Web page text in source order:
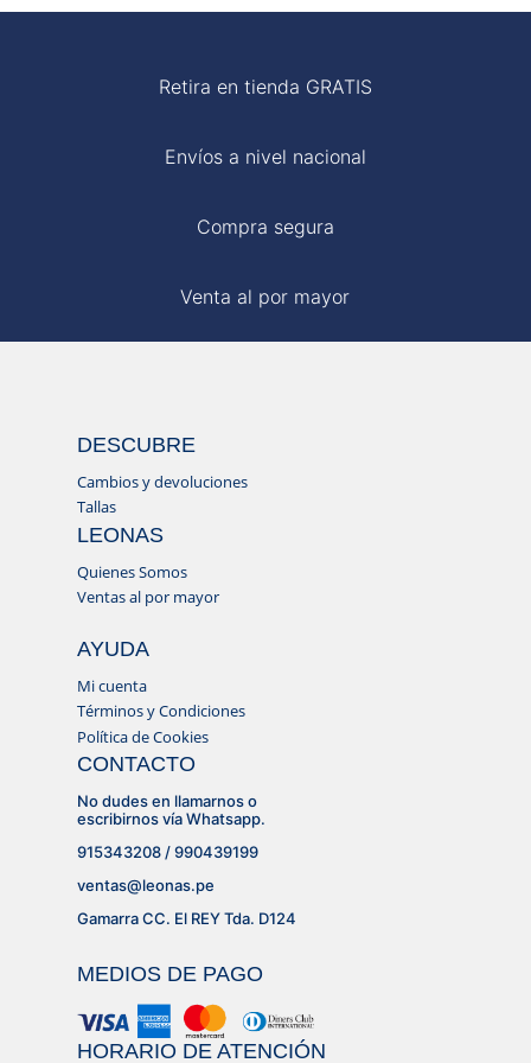
Retira en tienda GRATIS
Envíos a nivel nacional
Compra segura
Venta al por mayor
DESCUBRE
Cambios y devoluciones
Tallas
LEONAS
Quienes Somos
Ventas al por mayor
AYUDA
Mi cuenta
Términos y Condiciones
Política de Cookies
CONTACTO
No dudes en llamarnos o
escribirnos vía Whatsapp.
915343208 / 990439199
ventas@leonas.pe
Gamarra CC. El REY Tda. D124
MEDIOS DE PAGO
HORARIO DE ATENCIÓN